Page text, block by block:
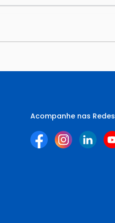
Acompanhe nas Redes